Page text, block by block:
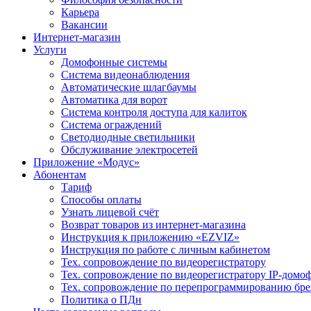
Карьера
Вакансии
Интернет-магазин
Услуги
Домофонные системы
Система видеонаблюдения
Автоматические шлагбаумы
Автоматика для ворот
Система контроля доступа для калиток
Система ограждений
Светодиодные светильники
Обслуживание электросетей
Приложение «Модус»
Абонентам
Тариф
Способы оплаты
Узнать лицевой счёт
Возврат товаров из интернет-магазина
Инструкция к приложению «EZVIZ»
Инструкция по работе с личным кабинетом
Тех. сопровождение по видеорегистратору
Тех. сопровождение по видеорегистратору IP-
Тех. сопровождение по перепрограммированию
Политика о ПДн